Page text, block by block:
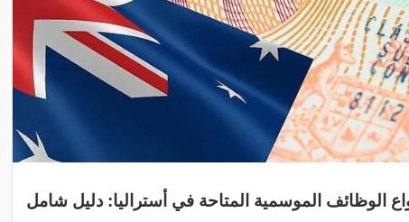
الوظائف الموسمية المتاحة في أستراليا: دليل شامل